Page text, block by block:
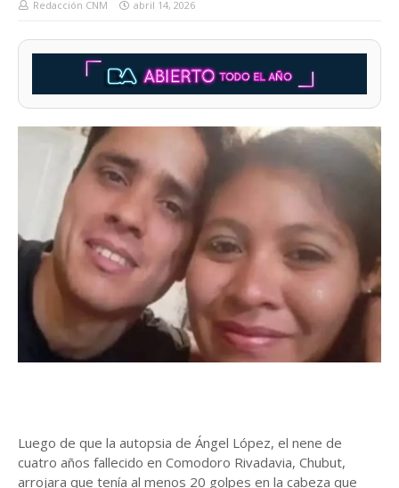
Redacción CNM abril 14, 2026
Luego de que la autopsia de Ángel López, el nene de
cuatro años fallecido en Comodoro Rivadavia, Chubut,
arrojara que tenía al menos 20 golpes en la cabeza que